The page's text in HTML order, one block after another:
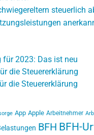
steuerlich
für 2023: Das ist neu
die Steuererklärung
die Steuererklärung
App Apple Arbeitnehmer
BFH BFH-